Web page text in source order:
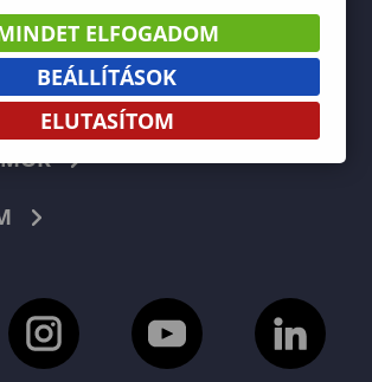
ELFOGADOM
BEÁLLÍTÁSOK
ELUTASÍTOM